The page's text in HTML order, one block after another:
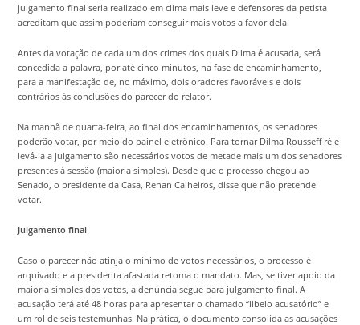
julgamento final seria realizado em clima mais leve e defensores da petista
acreditam que assim poderiam conseguir mais votos a favor dela.
Antes da votação de cada um dos crimes dos quais Dilma é acusada, será
concedida a palavra, por até cinco minutos, na fase de encaminhamento,
para a manifestação de, no máximo, dois oradores favoráveis e dois
contrários às conclusões do parecer do relator.
Na manhã de quarta-feira, ao final dos encaminhamentos, os senadores
poderão votar, por meio do painel eletrônico. Para tornar Dilma Rousseff ré e
levá-la a julgamento são necessários votos de metade mais um dos senadores
presentes à sessão (maioria simples). Desde que o processo chegou ao
Senado, o presidente da Casa, Renan Calheiros, disse que não pretende
votar.
Julgamento final
Caso o parecer não atinja o mínimo de votos necessários, o processo é
arquivado e a presidenta afastada retoma o mandato. Mas, se tiver apoio da
maioria simples dos votos, a denúncia segue para julgamento final. A
acusação terá até 48 horas para apresentar o chamado “libelo acusatório” e
um rol de seis testemunhas. Na prática, o documento consolida as acusações